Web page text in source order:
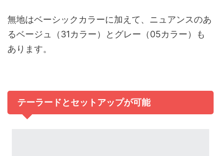
無地はベーシックカラーに加えて、ニュアンスのあ
るベージュ（31カラー）とグレー（05カラー）も
あります。
テーラードとセットアップが可能